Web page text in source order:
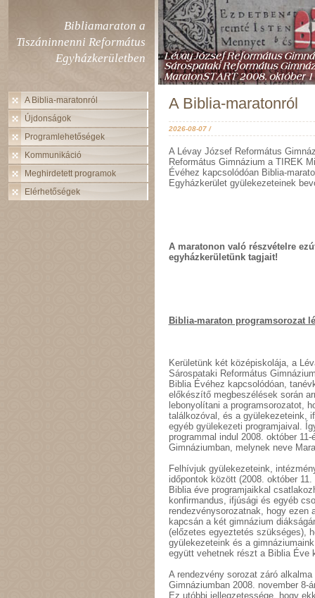
Bibliamaraton a
Tiszáninnenni Református
Egyházkerületben
A Biblia-maratonról
Újdonságok
Programlehetőségek
Kommunikáció
Meghirdetett programok
Elérhetőségek
A Biblia-maratonról
2026-08-07 /
A Lévay József Református
Református Gimnázium a TIREK
Évéhez kapcsolódóan Biblia-
Egyházkerület gyülekezeteinek
A maratonon való részvételre
egyházkerületünk tagjait!
Biblia-maraton programsorozat
Kerületünk két középiskolája, a
Sárospataki Református
Biblia Évéhez kapcsolódóan,
előkészítő megbeszélések során
lebonyolítani a programsorozatot,
találkozóval, és a gyülekezeteink,
egyéb gyülekezeti programjaival.
programmal indul 2008. október
Gimnáziumban, melynek neve
Felhívjuk gyülekezeteink,
időpontok között (2008. október
Biblia éve programjaikkal
konfirmandus, ifjúsági és egyéb
rendezvénysorozatnak, hogy ezen
kapcsán a két gimnázium
(előzetes egyeztetés szükséges),
gyülekezeteink és a
együtt vehetnek részt a Biblia Éve
A rendezvény sorozat záró
Gimnáziumban 2008. november 8-
Ez utóbbi jellegzetessége, hogy